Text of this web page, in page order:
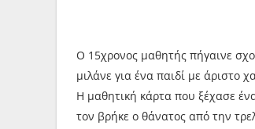
Ο 15χρονος μαθητής πήγαινε
μιλάνε για ένα παιδί με άριστο
Η μαθητική κάρτα που ξέχασε
τον βρήκε ο θάνατος από την